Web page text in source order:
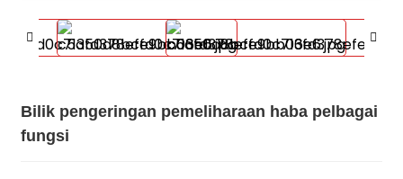
Bilik pengeringan pemeliharaan haba pelbagai
fungsi